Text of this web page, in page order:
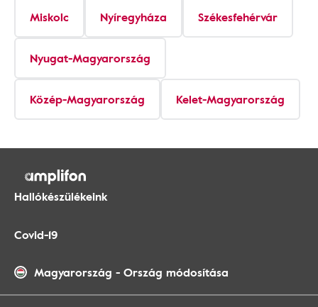
Miskolc Nyíregyháza Székesfehérvár
Nyugat-Magyarország
Közép-Magyarország Kelet-Magyarország
Hallókészülékeink
Covid-19
Magyarország - Ország módosítása